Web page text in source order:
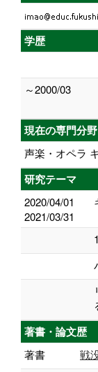
学歴
～2000/03
現在の専門分野
声楽・オペラ
研究テーマ
2020/04/01
2021/03/31
著書・論文歴
著書
戦